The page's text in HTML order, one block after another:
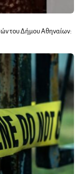
του Δήμου Αθηναίων: